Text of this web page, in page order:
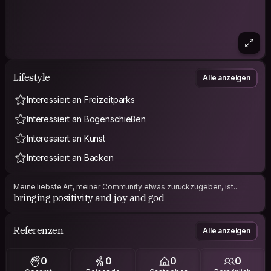
Lifestyle Alle anzeigen
Interessiert an Freizeitparks
Interessiert an Bogenschießen
Interessiert an Kunst
Interessiert an Backen
Meine liebste Art, meiner Community etwas zurückzugeben, ist...
bringing positivity and joy and god
Referenzen Alle anzeigen
0 0 0 0